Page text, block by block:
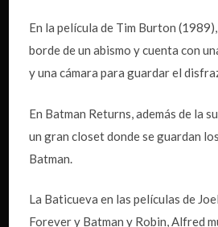
En la película de Tim Burton
borde de un abismo y cuenta con
y una cámara para guardar el
En Batman Returns, además de la
un gran closet donde se guardan
Batman.
La Baticueva en las películas de
Forever y Batman y Robin, Alfred